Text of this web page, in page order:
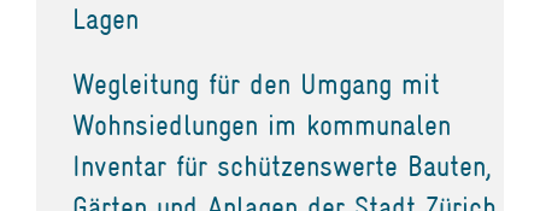
Lagen
Wegleitung für den Umgang mit
Wohnsiedlungen im kommunalen
Inventar für schützenswerte Bauten,